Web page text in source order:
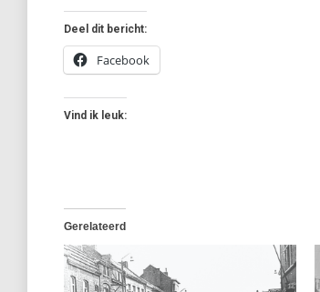
Deel dit bericht:
Facebook
Vind ik leuk:
Gerelateerd